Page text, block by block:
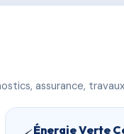
assurance,
Énergie Verte